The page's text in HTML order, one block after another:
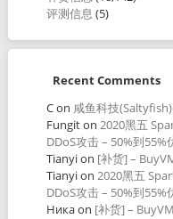
评测信息 (5)
Recent Comments
Con 咸鱼科技
Fungiton 2020黑五
DDoS攻击 – 50%到55%
Tianyion [补货] –
Tianyion 2020黑五
DDoS攻击 – 50%到55%
Никаon [补货] –